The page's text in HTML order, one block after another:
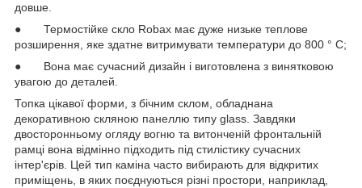
довше.
● Термостійке скло Robax має дуже низьке теплове
розширення, яке здатне витримувати температури до 800 ° C;
● Вона має сучасний дизайн і виготовлена з винятковою
увагою до деталей.
Топка цікавої форми, з бічним склом, обладнана
декоративною скляною панеллю типу glass. Завдяки
двосторонньому огляду вогню та витонченій фронтальній
рамці вона відмінно підходить під стилістику сучасних
інтер'єрів. Цей тип каміна часто вибирають для відкритих
приміщень, в яких поєднуються різні простори, наприклад,